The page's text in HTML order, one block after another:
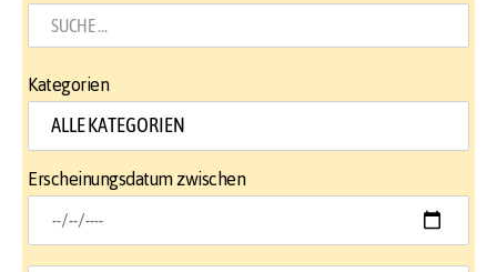
Kategorien
Erscheinungsdatum zwischen